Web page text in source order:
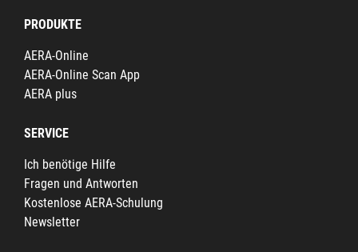
PRODUKTE
AERA-Online
AERA-Online Scan App
AERA plus
SERVICE
Ich benötige Hilfe
Fragen und Antworten
Kostenlose AERA-Schulung
Newsletter